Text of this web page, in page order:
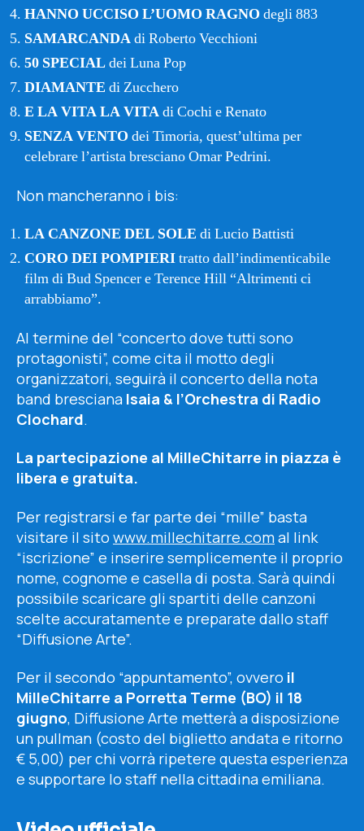
HANNO UCCISO L’UOMO RAGNO degli 883
SAMARCANDAdi Roberto Vecchioni
50 SPECIALdei Luna Pop
DIAMANTE di Zucchero
E LA VITA LA VITAdi Cochi e Renato
SENZA VENTO dei Timoria, quest’ultima per
celebrare l’artista bresciano Omar Pedrini.
Non mancheranno i bis:
LA CANZONE DEL SOLE di Lucio Battisti
CORO DEI POMPIERItratto dall’indimenticabile
film di Bud Spencer e Terence Hill “Altrimenti ci
arrabbiamo”.
Al termine del “concerto dove tutti sono
protagonisti”, come cita il motto degli
organizzatori, seguirà il concerto della nota
band bresciana Isaia & l’Orchestra di Radio
Clochard.
La partecipazione al MilleChitarre in piazza è
libera e gratuita.
Per registrarsi e far parte dei “mille” basta
visitare il sito www.millechitarre.comal link
“iscrizione” e inserire semplicemente il proprio
nome, cognome e casella di posta. Sarà quindi
possibile scaricare gli spartiti delle canzoni
scelte accuratamente e preparate dallo staff
“Diffusione Arte”.
Per il secondo “appuntamento”, ovvero il
MilleChitarre a Porretta Terme (BO) il 18
giugno, Diffusione Arte metterà a disposizione
un pullman (costo del biglietto andata e ritorno
€ 5,00) per chi vorrà ripetere questa esperienza
e supportare lo staff nella cittadina emiliana.